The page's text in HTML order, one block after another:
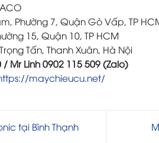
Phường 7, Quận Gò Vấp, TP
15, Quận 10, TP HCM
Tấn, Thanh Xuân, Hà Nội
Mr Linh 0902 115 509 (Zalo)
maychieucu.net/
tại Bình Thạnh